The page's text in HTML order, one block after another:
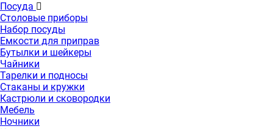
Посуда
Столовые приборы
Набор посуды
Емкости для приправ
Бутылки и шейкеры
Чайники
Тарелки и подносы
Стаканы и кружки
Кастрюли и сковородки
Мебель
Ночники